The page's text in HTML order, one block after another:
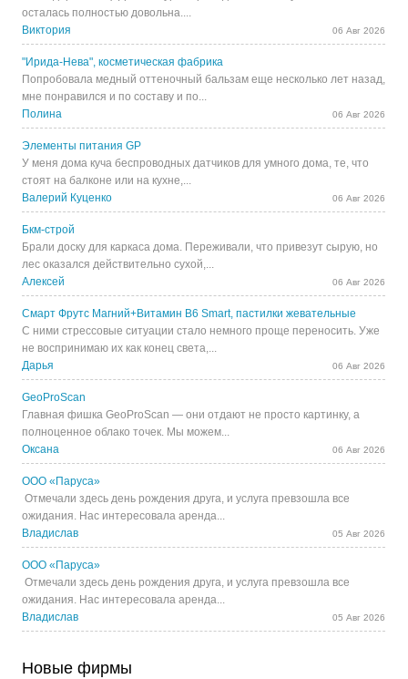
осталась полностью довольна....
Виктория
06 Авг 2026
"Ирида-Нева", косметическая фабрика
Попробовала медный оттеночный бальзам еще несколько лет назад,
мне понравился и по составу и по...
Полина
06 Авг 2026
Элементы питания GP
У меня дома куча беспроводных датчиков для умного дома, те, что
стоят на балконе или на кухне,...
Валерий Куценко
06 Авг 2026
Бкм-строй
Брали доску для каркаса дома. Переживали, что привезут сырую, но
лес оказался действительно сухой,...
Алексей
06 Авг 2026
Смарт Фрутс Магний+Витамин В6 Smart, пастилки жевательные
С ними стрессовые ситуации стало немного проще переносить. Уже
не воспринимаю их как конец света,...
Дарья
06 Авг 2026
GeoProScan
Главная фишка GeoProScan — они отдают не просто картинку, а
полноценное облако точек. Мы можем...
Оксана
06 Авг 2026
ООО «Паруса»
Отмечали здесь день рождения друга, и услуга превзошла все
ожидания. Нас интересовала аренда...
Владислав
05 Авг 2026
ООО «Паруса»
Отмечали здесь день рождения друга, и услуга превзошла все
ожидания. Нас интересовала аренда...
Владислав
05 Авг 2026
Новые фирмы